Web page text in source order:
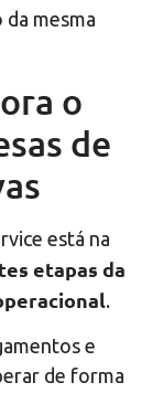
mesma
o
de
está na
etapas da
.
e
de forma